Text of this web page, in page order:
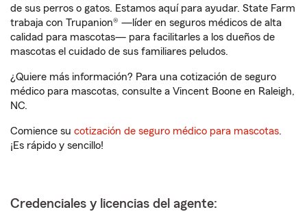
de sus perros o gatos. Estamos aquí para ayudar. State Farm
trabaja con Trupanion® —líder en seguros médicos de alta
calidad para mascotas— para facilitarles a los dueños de
mascotas el cuidado de sus familiares peludos.
¿Quiere más información? Para una cotización de seguro
médico para mascotas, consulte a Vincent Boone en Raleigh,
NC.
Comience su cotización de seguro médico para mascotas.
¡Es rápido y sencillo!
Credenciales y licencias del agente: